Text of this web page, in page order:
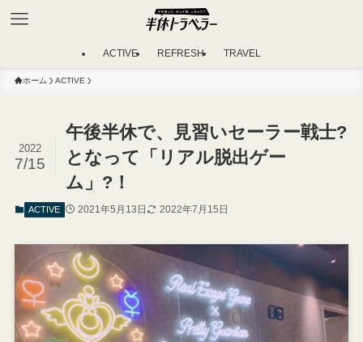
ACTIVE REFRESH TRAVEL
ホーム ACTIVE
午後半休で、見習いセーラー戦士?
となって「リアル脱出ゲー
ム」?！
2022
7/15
ACTIVE 2021年5月13日 2022年7月15日